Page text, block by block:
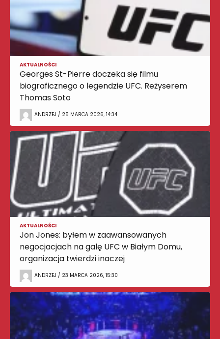
AKTUALNOŚCI
Georges St-Pierre doczeka się filmu
biograficznego o legendzie UFC. Reżyserem
Thomas Soto
ANDRZEJ / 25 MARCA 2026, 14:34
AKTUALNOŚCI
Jon Jones: byłem w zaawansowanych
negocjacjach na galę UFC w Białym Domu,
organizacja twierdzi inaczej
ANDRZEJ / 23 MARCA 2026, 15:30